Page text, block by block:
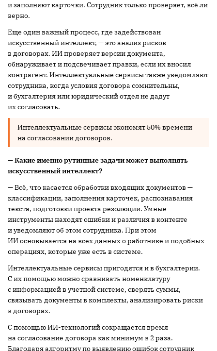
и заполняют карточки. Сотрудник только проверяет, всё ли
верно.
Еще один важный процесс, где задействован
искусственный интеллект, — это анализ рисков
в договорах. ИИ проверяет версии документа,
обнаруживает и подсвечивает правки, если их вносил
контрагент. Интеллектуальные сервисы также уведомляют
сотрудника, когда условия договора сомнительны,
и бухгалтерия или юридический отдел не дадут
их согласовать.
Интеллектуальные сервисы экономят 50% времени
на согласовании договоров.
— Какие именно рутинные задачи может выполнять
искусственный интеллект?
— Всё, что касается обработки входящих документов —
классификации, заполнения карточек, распознавания
текста, подготовки проекта резолюции. Умные
инструменты находят ошибки и различия в контенте
и уведомляют об этом сотрудника. При этом
ИИ основывается на всех данных о работнике и подобных
операциях, которые уже есть в системе.
Интеллектуальные сервисы пригодятся и в бухгалтерии.
С их помощью можно сравнивать номенклатуру
с информацией в учетной системе, сверять суммы,
связывать документы в комплекты, анализировать риски
в договорах.
С помощью ИИ-технологий сокращается время
на согласование договора как минимум в 2 раза.
Благодаря алгоритму по выявлению ошибок сотрудник